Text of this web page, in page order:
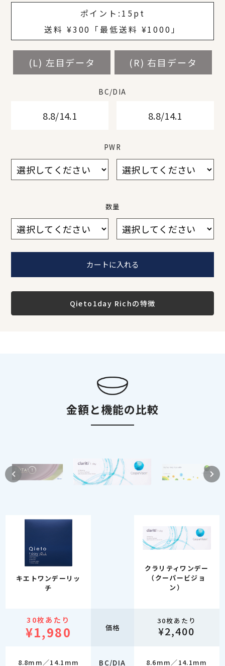
¥
¥
¥
¥
¥
¥
ポイント: 15pt
送料 ¥300「最低送料 ¥1000」
(L) 左目データ (R) 右目データ
BC/DIA
8.8/14.1 8.8/14.1
PWR
数量
(L) 左目データ (R) 右目データ
BC/DIA
8.8/14.1 8.8/14.1
PWR
数量
1 1
(L) 左目データ (R) 右目データ
BC/DIA
8.8/14.1 8.8/14.1
PWR
数量
2 2
(L) 左目データ (R) 右目データ
BC/DIA
8.8/14.1 8.8/14.1
PWR
数量
3 3
(L) 左目データ (R) 右目データ
BC/DIA
8.8/14.1 8.8/14.1
PWR
数量
4 4
(L) 左目データ (R) 右目データ
BC/DIA
8.8/14.1 8.8/14.1
PWR
数量
5 5
(L) 左目データ (R) 右目データ
BC/DIA
8.8/14.1 8.8/14.1
PWR
数量
6 6
Qieto1day Richの特徴
金額と機能の比較
キエトワンデーリッ
チ
30枚あたり
¥1,980
8.8mm／14.1mm
価格
BC/DIA
クラリティワンデー
（クーパービジョ
ン）
30枚あたり
¥2,400
8.6mm／14.1mm